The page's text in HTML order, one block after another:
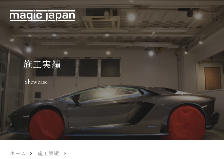
施工実績
Showcase
ホーム
施工実績